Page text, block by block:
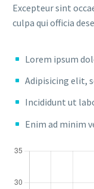
Excepteur sint
culpa qui officia
Lorem ipsum
Adipisicing elit,
Incididunt ut
Enim ad minim